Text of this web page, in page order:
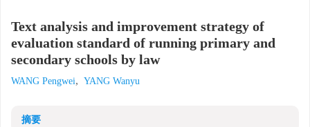
Text analysis and improvement strategy of
evaluation standard of running primary and
secondary schools by law
WANG Pengwei, YANG Wanyu
摘要